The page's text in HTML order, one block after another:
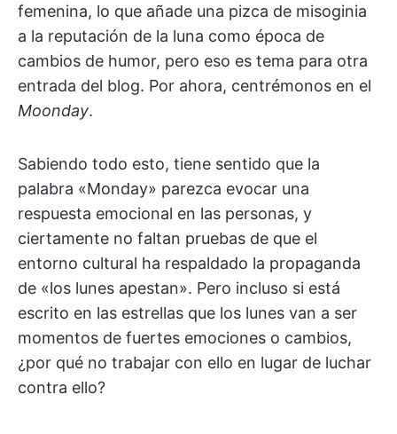
femenina, lo que añade una pizca de misoginia
a la reputación de la luna como época de
cambios de humor, pero eso es tema para otra
entrada del blog. Por ahora, centrémonos en el
Moonday.
Sabiendo todo esto, tiene sentido que la
palabra «Monday» parezca evocar una
respuesta emocional en las personas, y
ciertamente no faltan pruebas de que el
entorno cultural ha respaldado la propaganda
de «los lunes apestan». Pero incluso si está
escrito en las estrellas que los lunes van a ser
momentos de fuertes emociones o cambios,
¿por qué no trabajar con ello en lugar de luchar
contra ello?